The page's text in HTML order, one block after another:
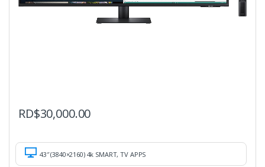
RD$30,000.00
43″ (3840×2160) 4k SMART, TV APPS